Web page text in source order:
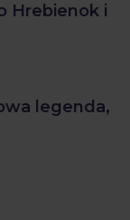
Hrebienok i
legenda,